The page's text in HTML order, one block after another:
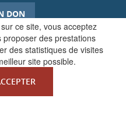
ce site, vous acceptez
proposer des prestations
des statistiques de visites
site possible.
DON